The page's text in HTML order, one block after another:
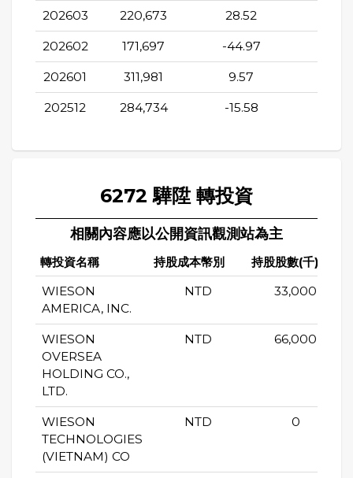
202603 220,673 28.52
202602 171,697 -44.97
202601 311,981 9.57
202512 284,734 -15.58
6272 驊陞 轉投資
相關內容應以公開資訊觀測站為主
轉投資名稱 持股成本幣別 持股股數(千)
WIESON
AMERICA, INC.
NTD 33,000
WIESON
OVERSEA
HOLDING CO.,
LTD.
NTD 66,000
WIESON
TECHNOLOGIES
(VIETNAM) CO
NTD 0